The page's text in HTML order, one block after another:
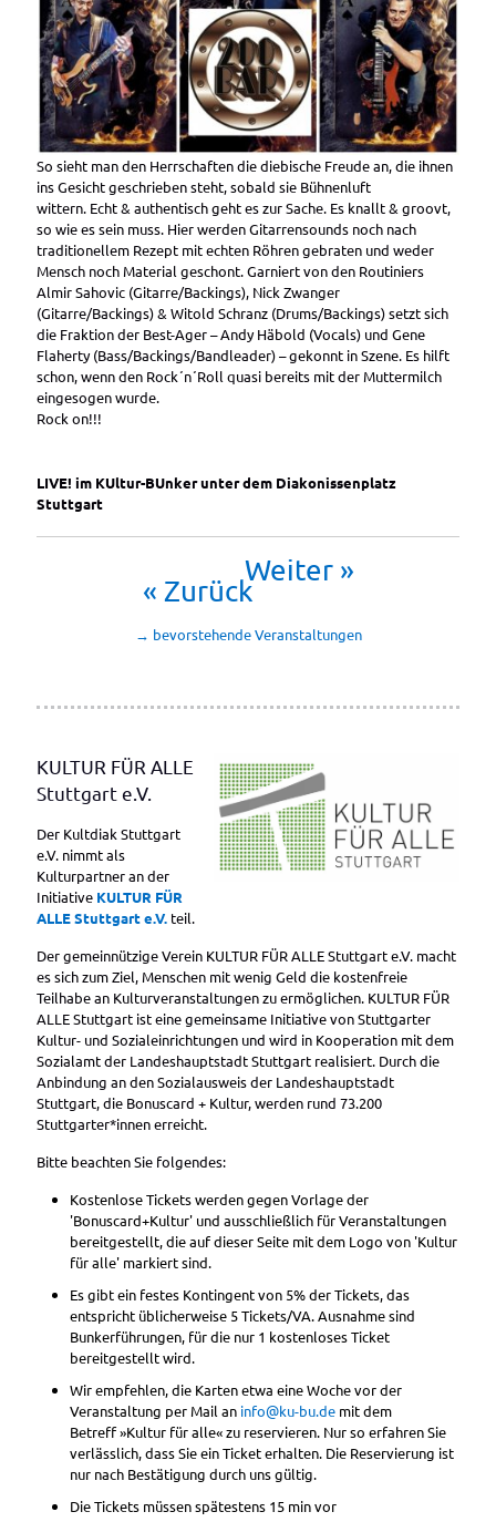
So sieht man den Herrschaften die diebische Freude an, die ihnen
ins Gesicht geschrieben steht, sobald sie Bühnenluft
wittern. Echt & authentisch geht es zur Sache. Es knallt & groovt,
so wie es sein muss. Hier werden Gitarrensounds noch nach
traditionellem Rezept mit echten Röhren gebraten und weder
Mensch noch Material geschont. Garniert von den Routiniers
Almir Sahovic (Gitarre/Backings), Nick Zwanger
(Gitarre/Backings) & Witold Schranz (Drums/Backings) setzt sich
die Fraktion der Best-Ager – Andy Häbold (Vocals) und Gene
Flaherty (Bass/Backings/Bandleader) – gekonnt in Szene. Es hilft
schon, wenn den Rock´n´Roll quasi bereits mit der Muttermilch
eingesogen wurde.
Rock on!!!
LIVE! im KUltur-BUnker unter dem Diakonissenplatz
Stuttgart
Weiter »
« Zurück
→ bevorstehende Veranstaltungen
KULTUR FÜR ALLE
Stuttgart e.V.
Der Kultdiak Stuttgart
e.V. nimmt als
Kulturpartner an der
Initiative KULTUR FÜR
ALLE Stuttgart e.V. teil.
Der gemeinnützige Verein KULTUR FÜR ALLE Stuttgart e.V. macht
es sich zum Ziel, Menschen mit wenig Geld die kostenfreie
Teilhabe an Kulturveranstaltungen zu ermöglichen. KULTUR FÜR
ALLE Stuttgart ist eine gemeinsame Initiative von Stuttgarter
Kultur- und Sozialeinrichtungen und wird in Kooperation mit dem
Sozialamt der Landeshauptstadt Stuttgart realisiert. Durch die
Anbindung an den Sozialausweis der Landeshauptstadt
Stuttgart, die Bonuscard + Kultur, werden rund 73.200
Stuttgarter*innen erreicht.
Bitte beachten Sie folgendes:
Kostenlose Tickets werden gegen Vorlage der
'Bonuscard+Kultur' und ausschließlich für Veranstaltungen
bereitgestellt, die auf dieser Seite mit dem Logo von 'Kultur
für alle' markiert sind.
Es gibt ein festes Kontingent von 5% der Tickets, das
entspricht üblicherweise 5 Tickets/VA. Ausnahme sind
Bunkerführungen, für die nur 1 kostenloses Ticket
bereitgestellt wird.
Wir empfehlen, die Karten etwa eine Woche vor der
Veranstaltung per Mail an info@ku-bu.de mit dem
Betreff »Kultur für alle« zu reservieren. Nur so erfahren Sie
verlässlich, dass Sie ein Ticket erhalten. Die Reservierung ist
nur nach Bestätigung durch uns gültig.
Die Tickets müssen spätestens 15 min vor